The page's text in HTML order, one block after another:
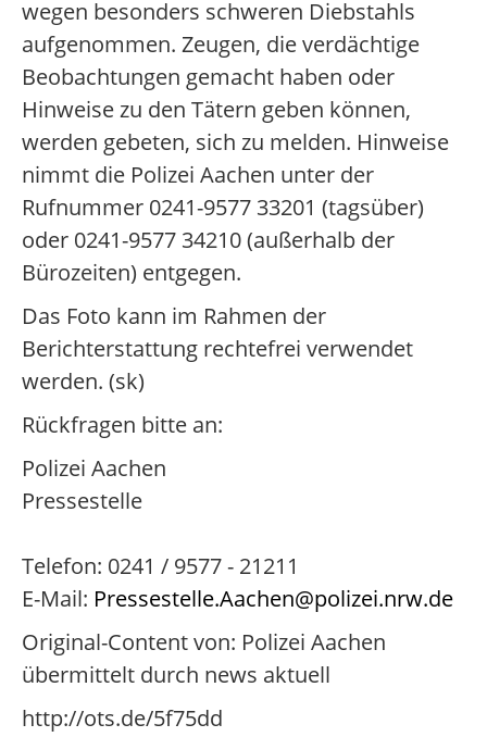
wegen besonders schweren Diebstahls
aufgenommen. Zeugen, die verdächtige
Beobachtungen gemacht haben oder
Hinweise zu den Tätern geben können,
werden gebeten, sich zu melden. Hinweise
nimmt die Polizei Aachen unter der
Rufnummer 0241-9577 33201 (tagsüber)
oder 0241-9577 34210 (außerhalb der
Bürozeiten) entgegen.
Das Foto kann im Rahmen der
Berichterstattung rechtefrei verwendet
werden. (sk)
Rückfragen bitte an:
Polizei Aachen
Pressestelle
Telefon: 0241 / 9577 - 21211
E-Mail: Pressestelle.Aachen@polizei.nrw.de
Original-Content von: Polizei Aachen
übermittelt durch news aktuell
http://ots.de/5f75dd